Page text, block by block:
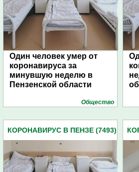
Один человек умер от
коронавируса за
минувшую неделю в
Пензенской области
Общество
КОРОНАВИРУС В ПЕНЗЕ (7493)